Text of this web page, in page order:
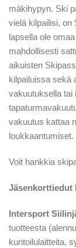
mäkihypyn. Ski
vielä kilpailisi, on
lapsella ole
mahdollisesti
aikuisten
kilpailuissa sekä
vakuutuksella tai
vakuutus kattaa
loukkaantumiset.
Voit hankkia
Jäsenkorttiedut
Intersport
tuotteesta
kuntoilulaitteita,